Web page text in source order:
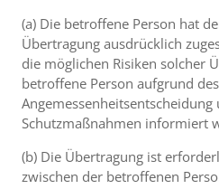
(a) Die betroffene Person hat
Übertragung ausdrücklich
die möglichen Risiken solcher
betroffene Person aufgrund
Angemessenheitsentscheidung
Schutzmaßnahmen informiert
(b) Die Übertragung ist
zwischen der betroffenen